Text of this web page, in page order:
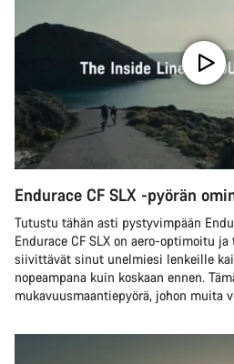
Endurace CF SLX -pyörän
Tutustu tähän asti pystyvimpään
Endurace CF SLX on aero-optimoitu
siivittävät sinut unelmiesi lenkeille
nopeampana kuin koskaan ennen.
mukavuusmaantiepyörä, johon muita